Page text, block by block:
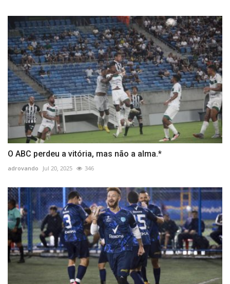
O ABC perdeu a vitória, mas não a alma.*
adrovando Jul 20, 2025 346